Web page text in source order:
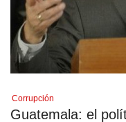
Corrupción
Guatemala: el